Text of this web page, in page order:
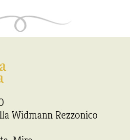
Widmann Rezzonico